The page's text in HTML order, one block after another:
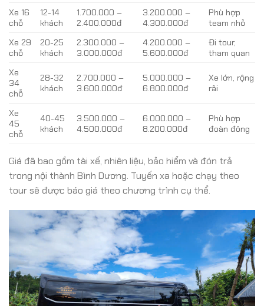
Xe 16
chỗ
12-14
khách
1.700.000 –
2.400.000đ
3.200.000 –
4.300.000đ
Phù hợp
team nhỏ
Xe 29
chỗ
20-25
khách
2.300.000 –
3.000.000đ
4.200.000 –
5.600.000đ
Đi tour,
tham quan
Xe
34
chỗ
28-32
khách
2.700.000 –
3.600.000đ
5.000.000 –
6.800.000đ
Xe lớn, rộng
rãi
Xe
45
chỗ
40-45
khách
3.500.000 –
4.500.000đ
6.000.000 –
8.200.000đ
Phù hợp
đoàn đông
Giá đã bao gồm tài xế, nhiên liệu, bảo hiểm và đón trả
trong nội thành Bình Dương. Tuyến xa hoặc chạy theo
tour sẽ được báo giá theo chương trình cụ thể.